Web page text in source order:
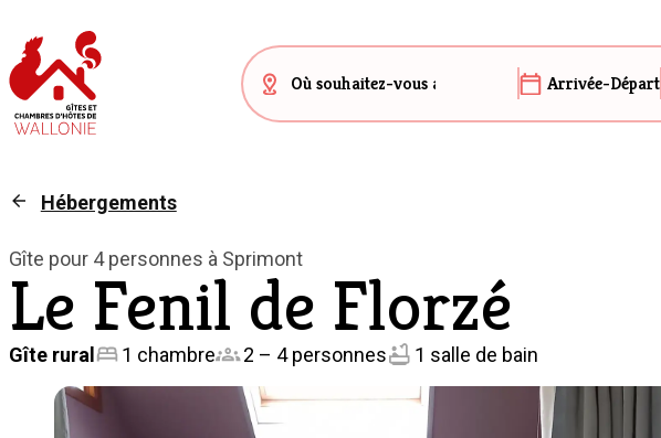
Arrivée-Départ
Hébergements
Gîte pour 4 personnes à Sprimont
Le Fenil de Florzé
Gîte rural 1 chambre 2 – 4 personnes 1 salle de bain